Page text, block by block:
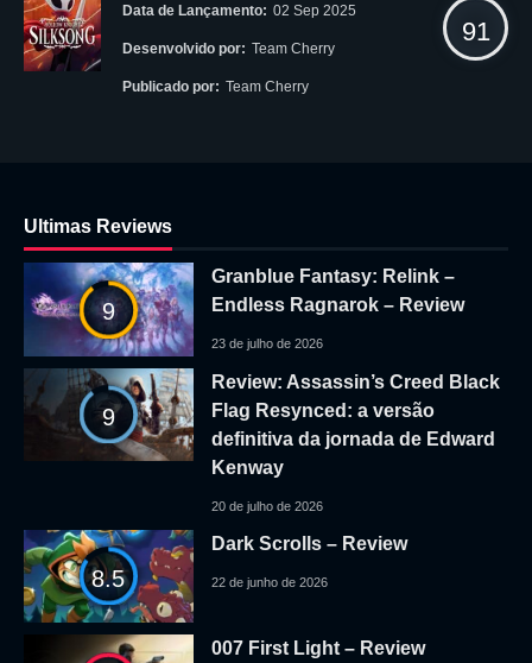
Data de Lançamento: 02 Sep 2025
Desenvolvido por: Team Cherry
Publicado por: Team Cherry
91
Ultimas Reviews
9
Granblue Fantasy: Relink –
Endless Ragnarok – Review
23 de julho de 2026
9
Review: Assassin’s Creed Black
Flag Resynced: a versão
definitiva da jornada de Edward
Kenway
20 de julho de 2026
8.5
Dark Scrolls – Review
22 de junho de 2026
007 First Light – Review